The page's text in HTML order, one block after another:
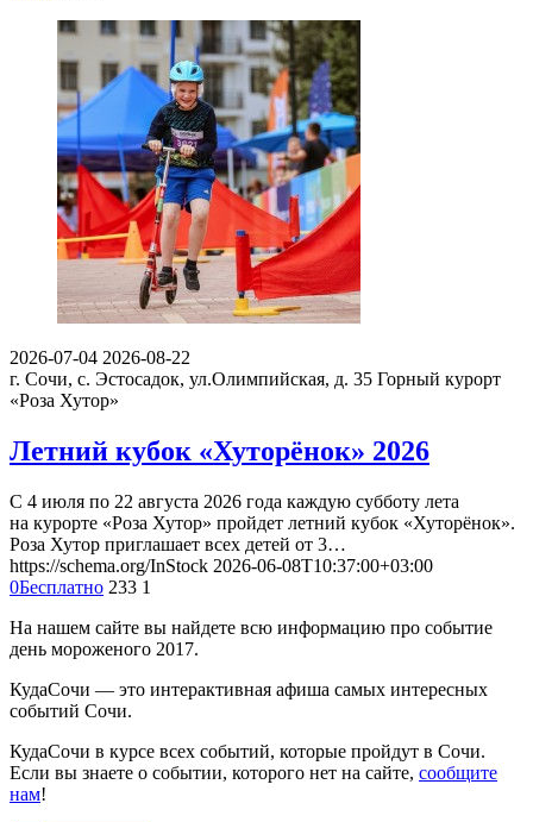
2026-07-04 2026-08-22
г. Сочи, с. Эстосадок, ул.Олимпийская, д. 35 Горный курорт
«Роза Хутор»
Летний кубок «Хуторёнок» 2026
С 4 июля по 22 августа 2026 года каждую субботу лета
на курорте «Роза Хутор» пройдет летний кубок «Хуторёнок».
Роза Хутор приглашает всех детей от 3…
https://schema.org/InStock 2026-06-08T10:37:00+03:00
0Бесплатно 233 1
На нашем сайте вы найдете всю информацию про событие
день мороженого 2017.
КудаСочи — это интерактивная афиша самых интересных
событий Сочи.
КудаСочи в курсе всех событий, которые пройдут в Сочи.
Если вы знаете о событии, которого нет на сайте, сообщите
нам!